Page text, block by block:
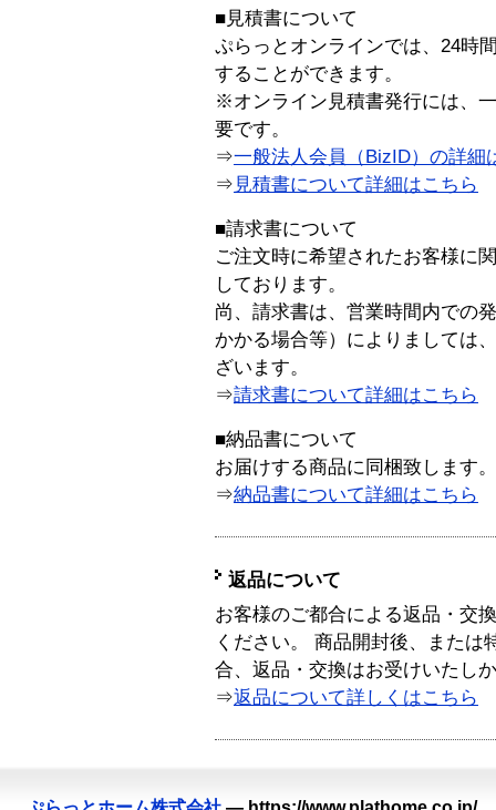
■見積書について
ぷらっとオンラインでは、24時
することができます。
※オンライン見積書発行には、
要です。
⇒一般法人会員（BizID）の詳細
⇒ 見積書について詳細はこちら
■請求書について
ご注文時に希望されたお客様に
しております。
尚、請求書は、営業時間内での
かかる場合等）によりましては
ざいます。
⇒請求書について詳細はこちら
■納品書について
お届けする商品に同梱致します。
⇒納品書について詳細はこちら
返品について
お客様のご都合による返品・交
ください。 商品開封後、または
合、返品・交換はお受けいたし
⇒返品について詳しくはこちら